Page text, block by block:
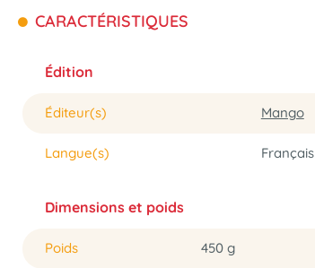
CARACTÉRISTIQUES
Édition
Éditeur(s) Mango
Langue(s) Français
Dimensions et poids
Poids 450 g